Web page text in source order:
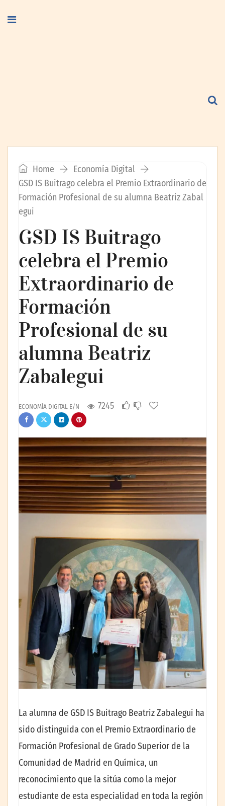
Home
Economía Digital
GSD IS Buitrago celebra el Premio Extraordinario de
Formación Profesional de su alumna Beatriz Zabal
egui
GSD IS Buitrago
celebra el Premio
Extraordinario de
Formación
Profesional de su
alumna Beatriz
Zabalegui
ECONOMÍA DIGITAL E/N 7245
La alumna de GSD IS Buitrago Beatriz Zabalegui ha
sido distinguida con el Premio Extraordinario de
Formación Profesional de Grado Superior de la
Comunidad de Madrid en Química, un
reconocimiento que la sitúa como la mejor
estudiante de esta especialidad en toda la región